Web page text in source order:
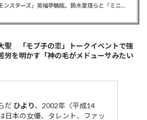
松平健 「ミニオンズ＆モンスターズ」笑福亭鶴瓶、鈴木愛理らと「ミニおんど」披露も「サンバの方が楽」と本音
聖 「モブ子の恋」トークイベントで強
労を明かす「神の毛がメドューサみたい
だ ひより、2002年〈平成14
日本の女優、タレント、ファッ